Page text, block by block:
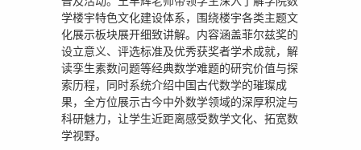
学楼宇特色文化建设体系，围绕楼宇各类主题文
化展示板块展开细致讲解。内容涵盖菲尔兹奖的
设立意义、评选标准及优秀获奖者学术成就，解
读孪生素数问题等经典数学难题的研究价值与探
索历程，同时系统介绍中国古代数学的璀璨成
果，全方位展示古今中外数学领域的深厚积淀与
科研魅力，让学生近距离感受数学文化、拓宽数
学视野。